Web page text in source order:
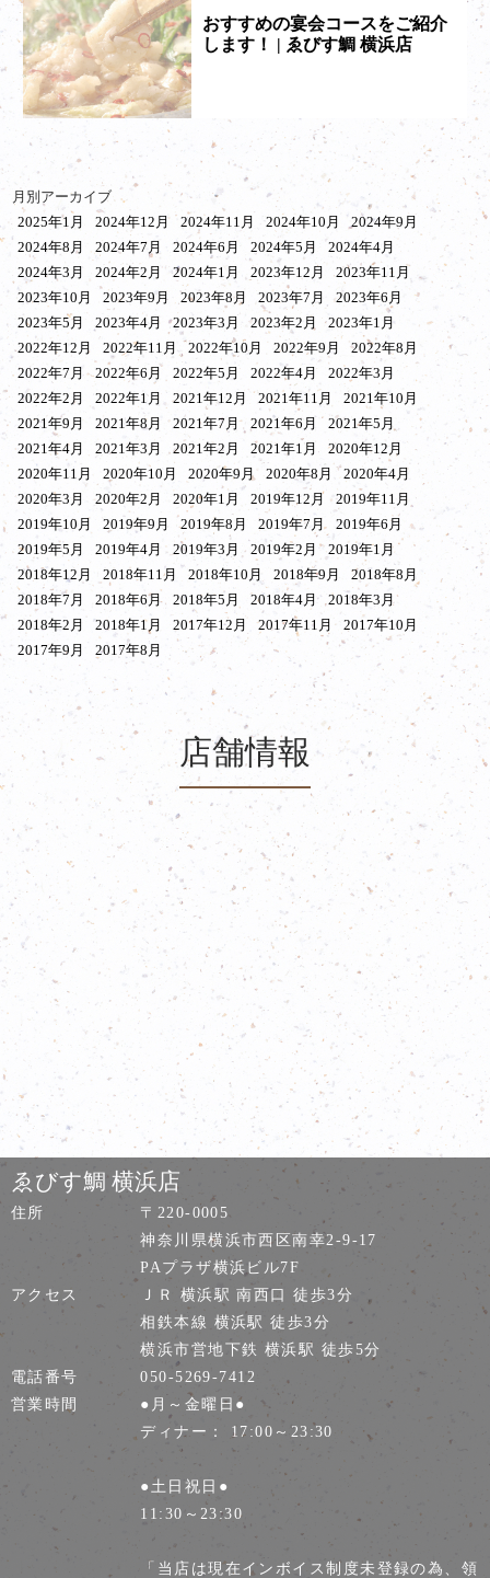
おすすめの宴会コースをご紹介
します！ | ゑびす鯛 横浜店
月別アーカイブ
2025年1月
2024年12月 2024年11月 2024年10月
2024年9月
2024年8月
2024年7月 2024年6月 2024年5月
2024年4月
2024年3月
2024年2月 2024年1月 2023年12月
2023年11月
2023年10月
2023年9月 2023年8月 2023年7月
2023年6月
2023年5月
2023年4月 2023年3月 2023年2月
2023年1月
2022年12月
2022年11月 2022年10月 2022年9月
2022年8月
2022年7月
2022年6月 2022年5月 2022年4月
2022年3月
2022年2月
2022年1月 2021年12月 2021年11月
2021年10月
2021年9月
2021年8月 2021年7月 2021年6月
2021年5月
2021年4月
2021年3月 2021年2月 2021年1月
2020年12月
2020年11月
2020年10月 2020年9月 2020年8月
2020年4月
2020年3月
2020年2月 2020年1月 2019年12月
2019年11月
2019年10月
2019年9月 2019年8月 2019年7月
2019年6月
2019年5月
2019年4月 2019年3月 2019年2月
2019年1月
2018年12月
2018年11月 2018年10月 2018年9月
2018年8月
2018年7月
2018年6月 2018年5月 2018年4月
2018年3月
2018年2月
2018年1月 2017年12月 2017年11月
2017年10月
2017年9月
2017年8月
店舗情報
ゑびす鯛 横浜店
住所
〒220-0005
神奈川県横浜市西区南幸2-9-17
PAプラザ横浜ビル7F
アクセス
ＪＲ 横浜駅 南西口 徒歩3分
相鉄本線 横浜駅 徒歩3分
横浜市営地下鉄 横浜駅 徒歩5分
電話番号
050-5269-7412
営業時間
●月～金曜日●
ディナー： 17:00～23:30
●土日祝日●
11:30～23:30
「当店は現在インボイス制度未登録の為、領